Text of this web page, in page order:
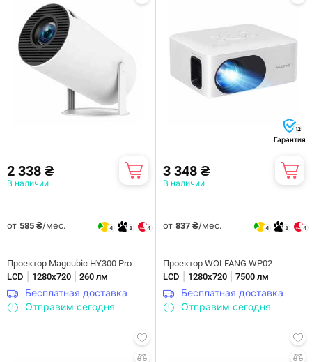
2 338 ₴
В наличии
от 585 ₴/мес. 4 3 4
Проектор Magcubic HY300 Pro
LCD
1280х720 260 лм
Бесплатная доставка
Отправим сегодня
12
Гарантия
3 348 ₴
В наличии
от 837 ₴/мес. 4 3 4
Проектор WOLFANG WP02
LCD
1280х720 7500 лм
Бесплатная доставка
Отправим сегодня